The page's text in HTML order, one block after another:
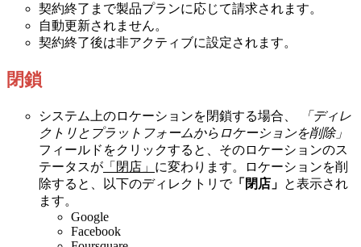
契約終了まで製品プランに応じて請求されます。
自動更新されません。
契約終了後は非アクティブに設定されます。
閉鎖
システム上のロケーションを閉鎖する場合、
「ディレ
クトリとプラットフォームからロケーションを削除」
フィールドをクリックすると、そのロケーションのス
テータスが 「閉店」 に変わります。ロケーションを削
除すると、以下のディレクトリで「閉店」 と表示され
ます。
Google
Facebook